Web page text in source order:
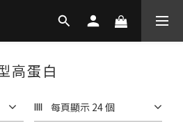
高蛋白
每頁顯示 24 個